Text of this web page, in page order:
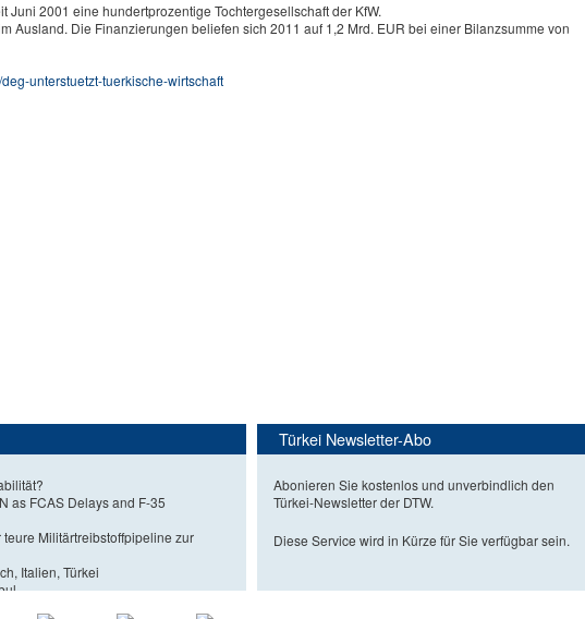
2001 eine hundertprozentige Tochtergesellschaft der KfW.
Ausland. Die Finanzierungen beliefen sich 2011 auf 1,2 Mrd. EUR bei einer Bilanzsumme von
unterstuetzt-tuerkische-wirtschaft
as FCAS Delays and F-35
Militärtreibstoffpipeline zur
Italien, Türkei
Türkei Newsletter-Abo
Abonieren Sie kostenlos und unverbindlich den
Türkei-Newsletter der DTW.
Diese Service wird in Kürze für Sie verfügbar sein.